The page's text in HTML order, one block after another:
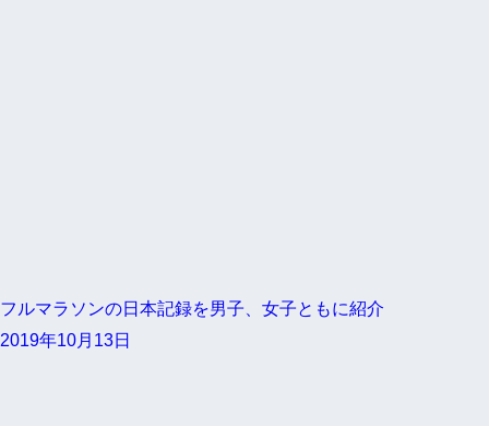
フルマラソンの日本記録を男子、女子ともに紹介
2019年10月13日